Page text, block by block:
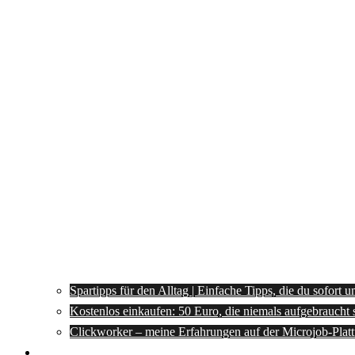
Spartipps für den Alltag | Einfache Tipps, die du sofort
Kostenlos einkaufen: 50 Euro, die niemals aufgebraucht
Clickworker – meine Erfahrungen auf der Microjob-